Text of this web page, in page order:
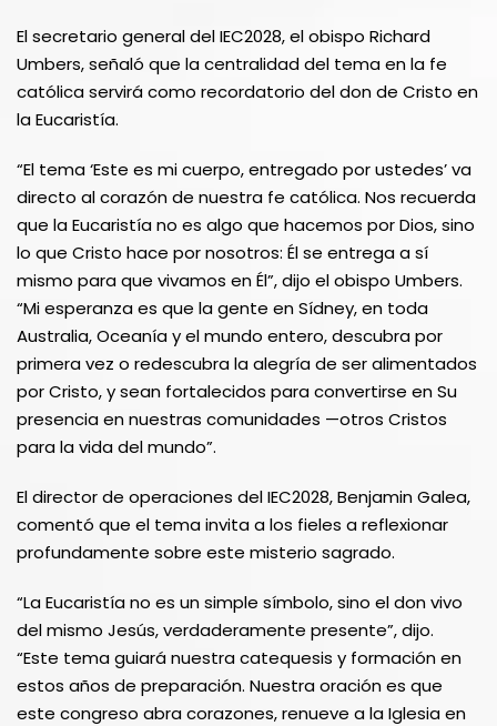
El secretario general del IEC2028, el obispo Richard
Umbers, señaló que la centralidad del tema en la fe
católica servirá como recordatorio del don de Cristo en
la Eucaristía.
“El tema ‘Este es mi cuerpo, entregado por ustedes’ va
directo al corazón de nuestra fe católica. Nos recuerda
que la Eucaristía no es algo que hacemos por Dios, sino
lo que Cristo hace por nosotros: Él se entrega a sí
mismo para que vivamos en Él”, dijo el obispo Umbers.
“Mi esperanza es que la gente en Sídney, en toda
Australia, Oceanía y el mundo entero, descubra por
primera vez o redescubra la alegría de ser alimentados
por Cristo, y sean fortalecidos para convertirse en Su
presencia en nuestras comunidades —otros Cristos
para la vida del mundo”.
El director de operaciones del IEC2028, Benjamin Galea,
comentó que el tema invita a los fieles a reflexionar
profundamente sobre este misterio sagrado.
“La Eucaristía no es un simple símbolo, sino el don vivo
del mismo Jesús, verdaderamente presente”, dijo.
“Este tema guiará nuestra catequesis y formación en
estos años de preparación. Nuestra oración es que
este congreso abra corazones, renueve a la Iglesia en